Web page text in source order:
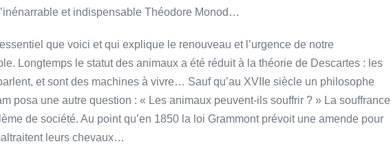
et indispensable Théodore Monod…
que voici et qui explique le renouveau et l’urgence de notre
Longtemps le statut des animaux a été réduit à la théorie de Descartes : les
et sont des machines à vivre… Sauf qu’au XVIIe siècle un philosophe
posa une autre question : « Les animaux peuvent-ils souffrir ? » La souffrance
de société. Au point qu’en 1850 la loi Grammont prévoit une amende pour
leurs chevaux…